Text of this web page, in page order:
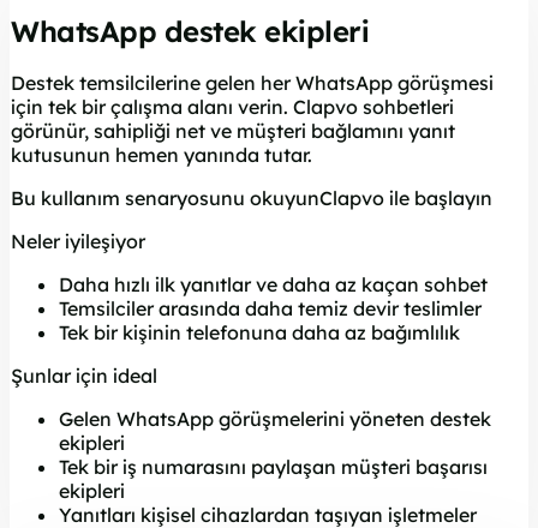
WhatsApp destek ekipleri
Destek temsilcilerine gelen her WhatsApp görüşmesi
için tek bir çalışma alanı verin. Clapvo sohbetleri
görünür, sahipliği net ve müşteri bağlamını yanıt
kutusunun hemen yanında tutar.
Bu kullanım senaryosunu okuyunClapvo ile başlayın
Neler iyileşiyor
Daha hızlı ilk yanıtlar ve daha az kaçan sohbet
Temsilciler arasında daha temiz devir teslimler
Tek bir kişinin telefonuna daha az bağımlılık
Şunlar için ideal
Gelen WhatsApp görüşmelerini yöneten destek
ekipleri
Tek bir iş numarasını paylaşan müşteri başarısı
ekipleri
Yanıtları kişisel cihazlardan taşıyan işletmeler